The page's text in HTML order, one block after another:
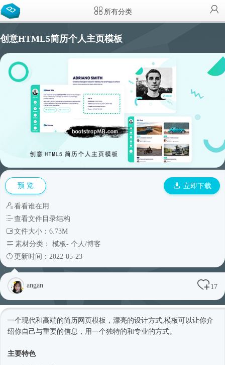
所有分类
创意HTML5简历个人主页模板
预 览 立即下载
看看谁在用
查看文件目录结构
文件大小：6.73M
素材分类： 模板- 个人/博客
更新时间：2022-05-23
angan 17
一个现代和高端的简历 网页模板 ，漂亮的设计方式,模板可以让你介
绍你自己与重要的信息，用一个独特的和专业的方式。
主要特色